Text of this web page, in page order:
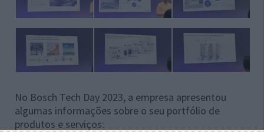
No Bosch Tech Day 2023, a empresa apresentou
algumas informações sobre o seu portfólio de
produtos e serviços: